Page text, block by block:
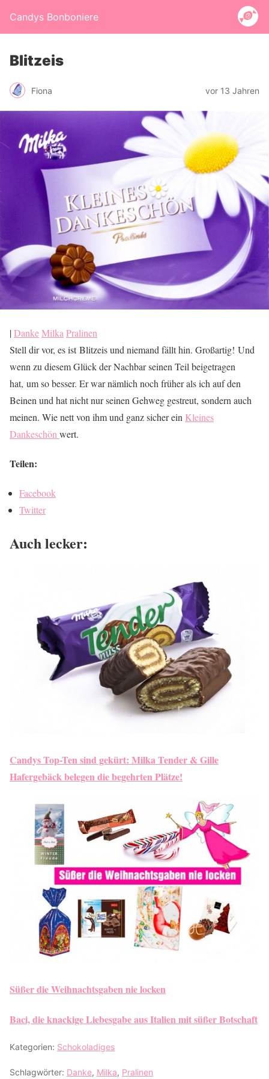
Candys Bonboniere
Blitzeis
Fiona vor 13 Jahren
|DankeMilka Pralinen
Stell dir vor, es ist Blitzeis und niemand fällt hin. Großartig! Und
wenn zu diesem Glück der Nachbar seinen Teil beigetragen
hat, um so besser. Er war nämlich noch früher als ich auf den
Beinen und hat nicht nur seinen Gehweg gestreut, sondern auch
meinen. Wie nett von ihm und ganz sicher ein Kleines
Dankeschön wert.
Teilen:
Facebook
Twitter
Auch lecker:
Candys Top-Ten sind gekürt: Milka Tender & Gille
Hafergebäck belegen die begehrten Plätze!
Süßer die Weihnachtsgaben nie locken
Baci, die knackige Liebesgabe aus Italien mit süßer Botschaft
Kategorien: Schokoladiges
Schlagwörter: Danke, Milka, Pralinen